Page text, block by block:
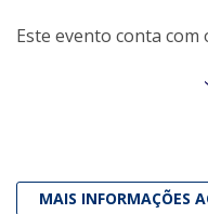
Este evento conta com
MAIS INFORMAÇÕES